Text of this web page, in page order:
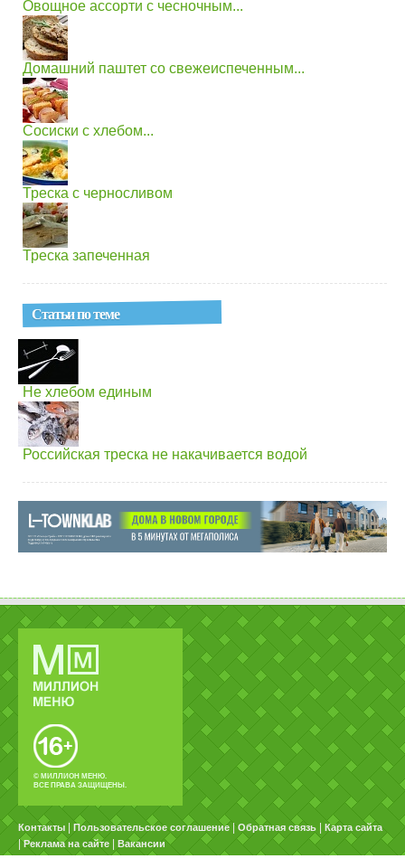
Овощное ассорти с чесночным...
Домашний паштет со свежеиспеченным...
Сосиски с хлебом...
Треска с черносливом
Треска запеченная
Статьи по теме
Не хлебом единым
Российская треска не накачивается водой
© МИЛЛИОН МЕНЮ.
ВСЕ ПРАВА ЗАЩИЩЕНЫ.
Контакты Пользовательское соглашение Обратная связь Карта сайта
|Реклама на сайте Вакансии